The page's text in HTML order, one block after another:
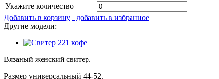
Укажите количество
Добавить в корзину
добавить в избранное
Другие модели:
Вязаный женский свитер.
Размер универсальный 44-52.